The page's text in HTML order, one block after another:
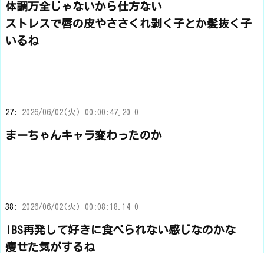
体調万全じゃないから仕方ない
ストレスで唇の皮やささくれ剥く子とか髪抜く子
いるね
27: 2026/06/02(火) 00:00:47.20 0
まーちゃんキャラ変わったのか
38: 2026/06/02(火) 00:08:18.14 0
IBS再発して好きに食べられない感じなのかな
痩せた気がするね